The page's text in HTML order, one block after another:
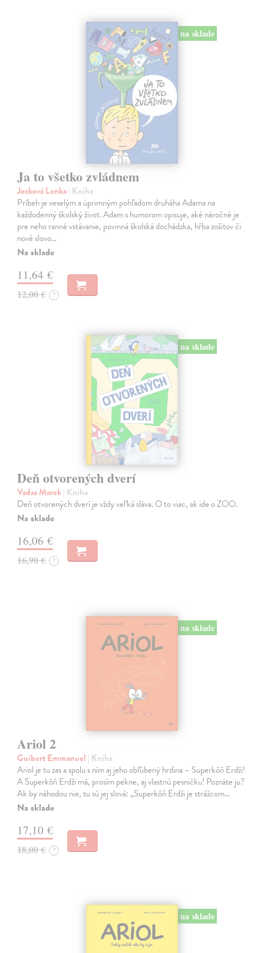
na sklade
Ja to všetko zvládnem
Jecková Lenka| Kniha
Príbeh je veselým a úprimným pohľadom druháha Adama na
každodenný školský život. Adam s humorom opisuje, aké náročné je
pre neho ranné vstávanie, povinná školská dochádzka, hŕba zošitov či
nové slovo…
Na sklade
11,64 €
12,00 € ?
na sklade
Deň otvorených dverí
Vadas Marek| Kniha
Deň otvorených dverí je vždy veľká sláva. O to viac, ak ide o ZOO.
Na sklade
16,06 €
16,90 € ?
na sklade
Ariol 2
Guibert Emmanuel | Kniha
Ariol je tu zas a spolu s ním aj jeho obľúbený hrdina – Superkôň Erdži!
A Superkôň Erdži má, prosím pekne, aj vlastnú pesničku! Poznáte ju?
Ak by náhodou nie, tu sú jej slová: „Superkôň Erdži je strážcom…
Na sklade
17,10 €
18,00 € ?
na sklade